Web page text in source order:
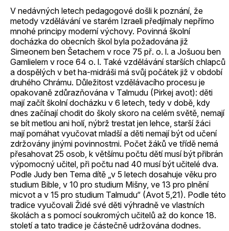
V nedávných letech pedagogové došli k poznání, že
metody vzdělávání ve starém Izraeli předjímaly nepřímo
mnohé principy moderní výchovy. Povinná školní
docházka do obecních škol byla požadována již
Simeonem ben Šetachem v roce 75 př. o. l. a Jošuou ben
Gamlielem v roce 64 o. l. Také vzdělávání starších chlapců
a dospělých v bet ha-midráši má svůj počátek již v období
druhého Chrámu. Důležitost vzdělávacího procesu je
opakovaně zdůrazňována v Talmudu (Pirkej avot): děti
mají začít školní docházku v 6 letech, tedy v době, kdy
dnes začínají chodit do školy skoro na celém světě, nemají
se bít metlou ani holí, nýbrž trestat jen lehce, starší žáci
mají pomáhat vyučovat mladší a děti nemají být od učení
zdržovány jinými povinnostmi. Počet žáků ve třídě nemá
přesahovat 25 osob, k většímu počtu dětí musí být přibrán
výpomocný učitel, při počtu nad 40 musí být učitelé dva.
Podle Judy ben Tema dítě „v 5 letech dosahuje věku pro
studium Bible, v 10 pro studium Mišny, ve 13 pro plnění
micvot a v 15 pro studium Talmudu“ (Avot 5,21). Podle této
tradice vyučovali Židé své děti výhradně ve vlastních
školách a s pomocí soukromých učitelů až do konce 18.
století a tato tradice je částečně udržována dodnes.